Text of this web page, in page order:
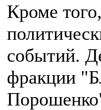
Кроме
событий.
фракции